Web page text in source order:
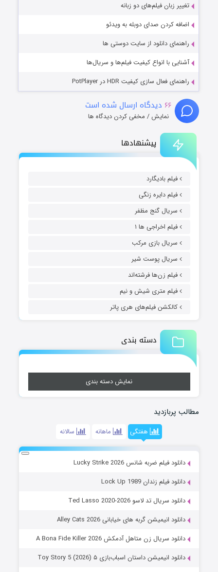
پیشنهادها
فیلم بادیگارد
فیلم دایره زنگی
سریال گنج مظفر
فیلم اخراجی ها ۱
سریال بازی مرکب
سریال پوست شیر
فیلم زن‌ها فرشته‌اند
فیلم متری شیش و نیم
کالکشن فیلم‌های هری پاتر
دسته بندی
نمایش دسته بندی
مطالب پربازدید
هفتگی ماهانه سالانه
دانلود فیلم ضربه شانس Lucky Strike 2026
دانلود فیلم زندان Lock Up 1989
دانلود سریال تد لاسو Ted Lasso 2020-2026
دانلود انیمیشن گربه های خیابانی Alley Cats 2026
دانلود سریال زن متاهل آدمکش A Bona Fide Killer 2026
دانلود انیمیشن داستان اسباب‌بازی ۵ Toy Story 5 (2026)
تغییر زبان فیلم‌های دو زبانه
اضافه کردن صدای دوبله به ویدئو
راهنمای دانلود از سایت دوستی ها
آشنایی با انواع کیفیت فیلم‌ها و سریال‌ها
راهنمای فعال سازی کیفیت HDR در PotPlayer
۶۶ دیدگاه ارسال شده است
نمایش / مخفی کردن دیدگاه ها